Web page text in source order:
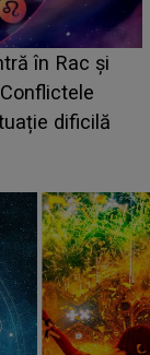
Zodia
luată în
îi dă toate